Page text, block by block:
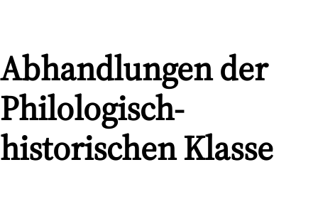
Abhandlungen der
Philologisch-
historischen Klasse